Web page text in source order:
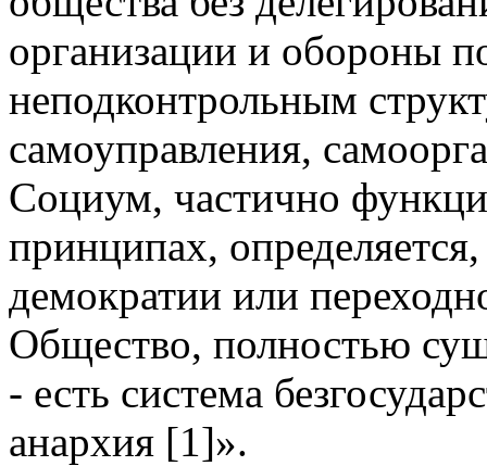
организации и обороны
неподконтрольным
самоуправления,
Социум, частично
принципах,
демократии или
Общество, полностью
- есть система
анархия [1]».